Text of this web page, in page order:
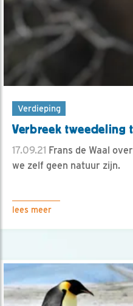
Verdieping
Verbreek tweedeling
17.09.21 Frans de Waal
we zelf geen natuur zijn.
lees meer